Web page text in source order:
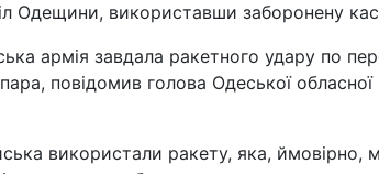
Одещини, використавши заборонену
армія завдала ракетного удару по
повідомив голова Одеської обласної
використали ракету, яка, ймовірно,